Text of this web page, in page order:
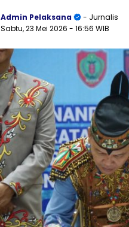
Admin Pelaksana
- Jurnalis
Sabtu, 23 Mei 2026 - 16:56 WIB